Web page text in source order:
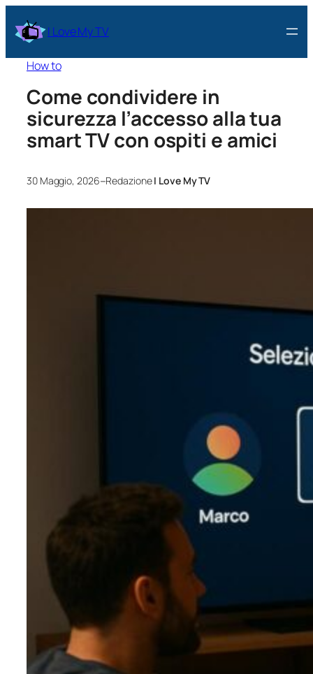
I Love My TV
How to
Come condividere in
sicurezza l’accesso alla tua
smart TV con ospiti e amici
30 Maggio, 2026–RedazioneI Love My TV